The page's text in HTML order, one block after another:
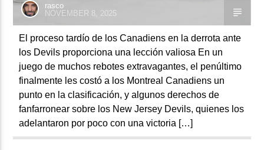
rasco
NOVEMBER 8, 2025
El proceso tardío de los Canadiens en la derrota ante
los Devils proporciona una lección valiosa En un
juego de muchos rebotes extravagantes, el penúltimo
finalmente les costó a los Montreal Canadiens un
punto en la clasificación, y algunos derechos de
fanfarronear sobre los New Jersey Devils, quienes los
adelantaron por poco con una victoria […]